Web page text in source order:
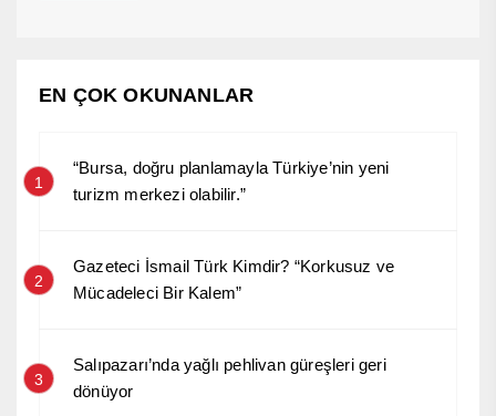
EN ÇOK OKUNANLAR
1
“Bursa, doğru planlamayla Türkiye’nin yeni
turizm merkezi olabilir.”
2
Gazeteci İsmail Türk Kimdir? “Korkusuz ve
Mücadeleci Bir Kalem”
3
Salıpazarı’nda yağlı pehlivan güreşleri geri
dönüyor